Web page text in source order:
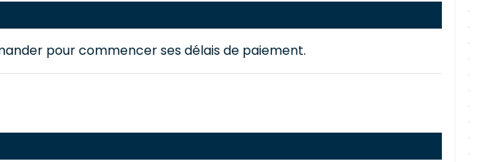
pour commencer ses délais de paiement.